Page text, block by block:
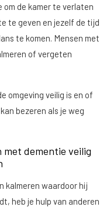
de kamer te verlaten
te geven en jezelf de tijd
te komen. Mensen met
of vergeten
omgeving veilig is en of
bezeren als je weg
met dementie veilig
kalmeren waardoor hij
heb je hulp van anderen